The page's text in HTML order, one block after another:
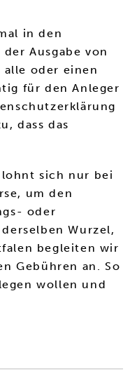
in den
Ausgabe von
oder einen
für den Anleger
dass das
sich nur bei
um den
oder
Wurzel,
begleiten wir
Gebühren an. So
wollen und